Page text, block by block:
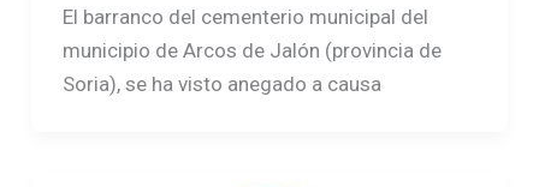
El barranco del cementerio municipal del
municipio de Arcos de Jalón (provincia de
Soria), se ha visto anegado a causa